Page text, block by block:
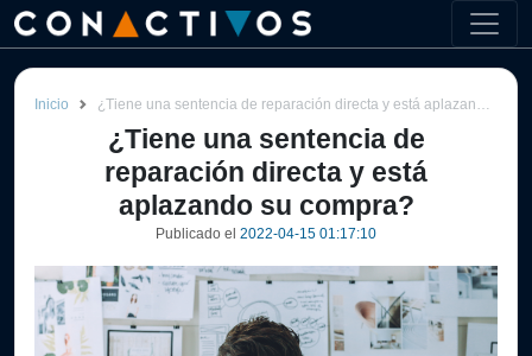
Inicio ¿Tiene una sentencia de reparación directa y está aplazando su compra?
¿Tiene una sentencia de
reparación directa y está
aplazando su compra?
Publicado el 2022-04-15 01:17:10